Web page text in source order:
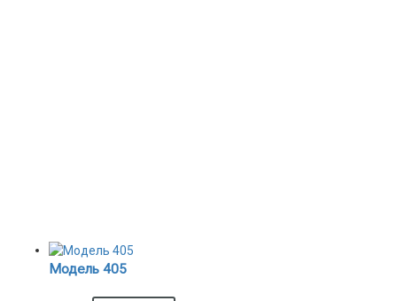
Модель 405